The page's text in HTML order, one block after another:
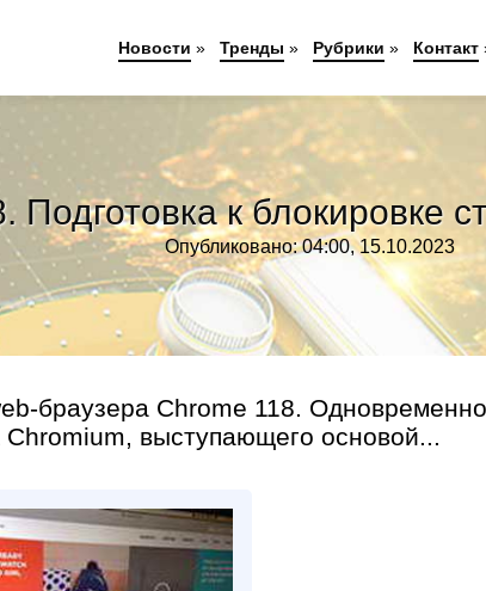
Подготовка к блокировке
Опубликовано: 04:00, 15.10.2023
браузера Chrome 118.
Chromium, выступающего основой...
Новости » Тренды » Рубрики » Контакт